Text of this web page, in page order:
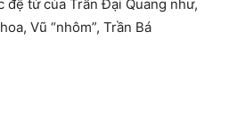
đệ tử của Trần Đại Quang như,
Vũ “nhôm”, Trần Bá